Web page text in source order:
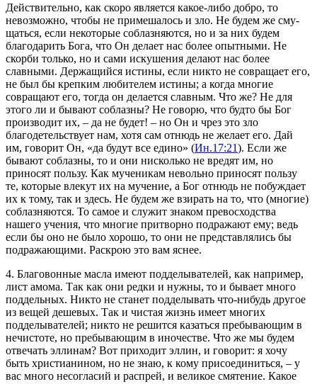
Действительно, как скоро является какое-либо добро, то
невозможно, чтобы не примешалось и зло. Не будем же сму­
щаться, если некоторые соблазняются, но и за них будем
благодарить Бога, что Он делает нас более опытными. Не
скорби только, но и сами искушения делают нас более
славными. Держащийся истины, если никто не совращает его,
не был бы крепким любителем истины; а когда многие
совращают его, тогда он делается славным. Что же? Не для
этого ли и бы­вают соблазны? Не говорю, что будто бы Бог
производит их, – да не будет! – но Он и чрез это зло
благодетельствует нам, хотя сам отнюдь не желает его. Дай
им, говорит Он, «да будут все едино» (Ин.17:21). Если же
бывают соблазны, то и они нисколько не вредят им, но
приносят пользу. Как мученикам невольно приносят пользу
те, которые влекут их на мучение, а Бог отнюдь не побуждает
их к тому, так и здесь. Не будем же взирать на то, что (многие)
соблаз­няются. То самое и служит знаком превосходства
нашего учения, что многие притворно подражают ему; ведь
если бы оно не было хорошо, то они не представлялись бы
подражающими. Раскрою это вам яснее.
4. Благовонные масла имеют подделывателей, как например,
лист амома. Так как они редки и нужны, то и бывает много
поддельных. Никто не станет подделывать что-нибудь другое
из вещей дешевых. Так и чистая жизнь имеет мно­гих
подделывателей; никто не решится казаться пребывающим в
нечистоте, но пребывающим в иночестве. Что же мы бу­дем
отвечать эллинам? Вот приходит эллин, и говорит: я хочу
быть христианином, но не знаю, к кому присоединиться, – у
вас много несогласий и распрей, и великое смятение. Какое